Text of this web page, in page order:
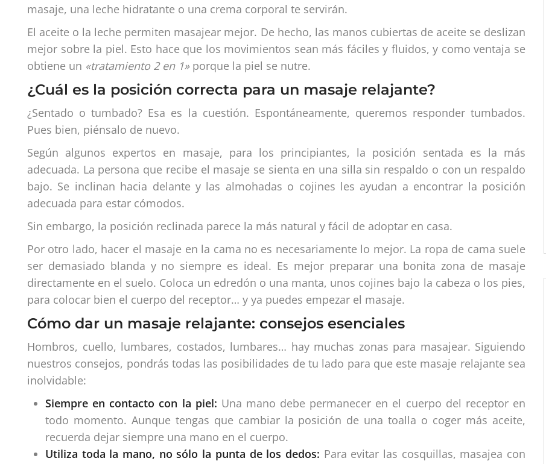
masaje, una leche hidratante o una crema corporal te servirán.
El aceite o la leche permiten masajear mejor. De hecho, las manos cubiertas de aceite se deslizan
mejor sobre la piel. Esto hace que los movimientos sean más fáciles y fluidos, y como ventaja se
obtiene un «tratamiento 2 en 1»porque la piel se nutre.
¿Cuál es la posición correcta para un masaje relajante?
¿Sentado o tumbado? Esa es la cuestión. Espontáneamente, queremos responder tumbados.
Pues bien, piénsalo de nuevo.
Según algunos expertos en masaje, para los principiantes, la posición sentada es la más
adecuada. La persona que recibe el masaje se sienta en una silla sin respaldo o con un respaldo
bajo. Se inclinan hacia delante y las almohadas o cojines les ayudan a encontrar la posición
adecuada para estar cómodos.
Sin embargo, la posición reclinada parece la más natural y fácil de adoptar en casa.
Por otro lado, hacer el masaje en la cama no es necesariamente lo mejor. La ropa de cama suele
ser demasiado blanda y no siempre es ideal. Es mejor preparar una bonita zona de masaje
directamente en el suelo. Coloca un edredón o una manta, unos cojines bajo la cabeza o los pies,
para colocar bien el cuerpo del receptor… y ya puedes empezar el masaje.
Cómo dar un masaje relajante: consejos esenciales
Hombros, cuello, lumbares, costados, lumbares… hay muchas zonas para masajear. Siguiendo
nuestros consejos, pondrás todas las posibilidades de tu lado para que este masaje relajante sea
inolvidable:
Siempre en contacto con la piel: Una mano debe permanecer en el cuerpo del receptor en
todo momento. Aunque tengas que cambiar la posición de una toalla o coger más aceite,
recuerda dejar siempre una mano en el cuerpo.
Utiliza toda la mano, no sólo la punta de los dedos: Para evitar las cosquillas, masajea con